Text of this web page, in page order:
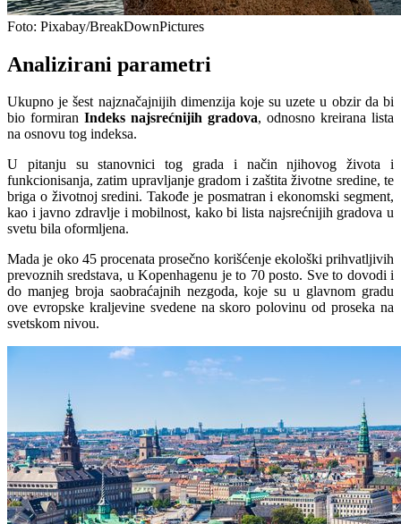
Foto: Pixabay/BreakDownPictures
Analizirani parametri
Ukupno je šest najznačajnijih dimenzija koje su uzete u obzir da bi
bio formiran Indeks najsrećnijih gradova, odnosno kreirana lista
na osnovu tog indeksa.
U pitanju su stanovnici tog grada i način njihovog života i
funkcionisanja, zatim upravljanje gradom i zaštita životne sredine, te
briga o životnoj sredini. Takođe je posmatran i ekonomski segment,
kao i javno zdravlje i mobilnost, kako bi lista najsrećnijih gradova u
svetu bila oformljena.
Mada je oko 45 procenata prosečno korišćenje ekološki prihvatljivih
prevoznih sredstava, u Kopenhagenu je to 70 posto. Sve to dovodi i
do manjeg broja saobraćajnih nezgoda, koje su u glavnom gradu
ove evropske kraljevine svedene na skoro polovinu od proseka na
svetskom nivou.